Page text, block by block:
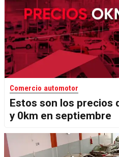
Comercio automotor
Estos son los precios
y 0km en septiembre